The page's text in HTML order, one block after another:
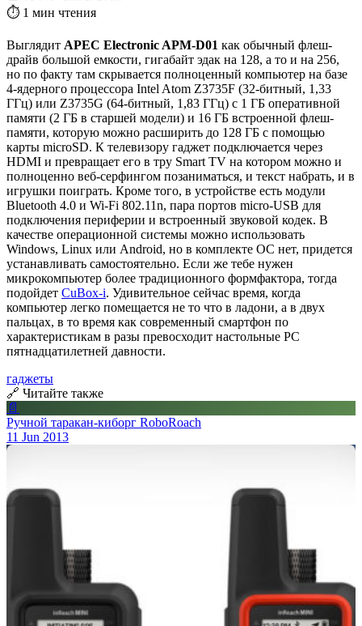
⏱ 1 мин чтения
Выглядит APEC Electronic APM-D01 как обычный флеш-
драйв большой емкости, гигабайт эдак на 128, а то и на 256,
но по факту там скрывается полноценный компьютер на базе
4-ядерного процессора Intel Atom Z3735F (32-битный, 1,33
ГГц) или Z3735G (64-битный, 1,83 ГГц) с 1 ГБ оперативной
памяти (2 ГБ в старшей модели) и 16 ГБ встроенной флеш-
памяти, которую можно расширить до 128 ГБ с помощью
карты microSD. К телевизору гаджет подключается через
HDMI и превращает его в тру Smart TV на котором можно и
полноценно веб-серфингом позаниматься, и текст набрать, и в
игрушки поиграть. Кроме того, в устройстве есть модули
Bluetooth 4.0 и Wi-Fi 802.11n, пара портов micro-USB для
подключения периферии и встроенный звуковой кодек. В
качестве операционной системы можно использовать
Windows, Linux или Android, но в комплекте ОС нет, придется
устанавливать самостоятельно. Если же тебе нужен
микрокомпьютер более традиционного формфактора, тогда
подойдет CuBox-i. Удивительное сейчас время, когда
компьютер легко помещается не то что в ладони, а в двух
пальцах, в то время как современный смартфон по
характеристикам в разы превосходит настольные PC
пятнадцатилетней давности.
гаджеты
🔗 Читайте также
📄
Ручной таракан-киборг RoboRoach
11 Jun 2013